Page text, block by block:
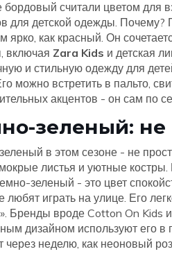
считали цветом для
для детской одежды. Почему?
ярко, как красный. Он
включая Zara Kids и детская
и стильную одежду для
можно встретить в пальто,
акцентов - он сам по
зеленый: не
в этом сезоне - не
листья и уютные
зеленый - это цвет
любят играть на улице. Его
Бренды вроде Cotton On Kids и
дизайном используют его
через неделю, как неоновый